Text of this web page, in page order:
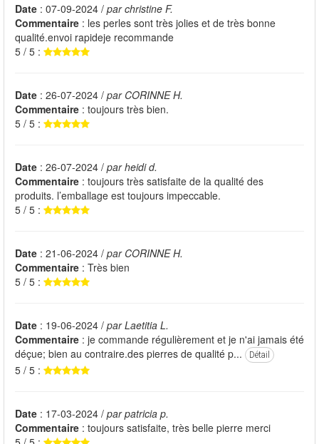
Date : 07-09-2024 / par christine F.
Commentaire : les perles sont très jolies et de très bonne
qualité.envoi rapideje recommande
5 / 5 :
Date : 26-07-2024 / par CORINNE H.
Commentaire : toujours très bien.
5 / 5 :
Date : 26-07-2024 / par heidi d.
Commentaire : toujours très satisfaite de la qualité des
produits. l’emballage est toujours impeccable.
5 / 5 :
Date : 21-06-2024 / par CORINNE H.
Commentaire : Très bien
5 / 5 :
Date : 19-06-2024 / par Laetitia L.
Commentaire : je commande régulièrement et je n'ai jamais été
déçue; bien au contraire.des pierres de qualité p...
Détail
5 / 5 :
Date : 17-03-2024 / par patricia p.
Commentaire : toujours satisfaite, très belle pierre merci